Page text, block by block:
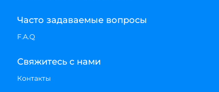
Часто задаваемые вопросы
F.A.Q
Свяжитесь с нами
Контакты